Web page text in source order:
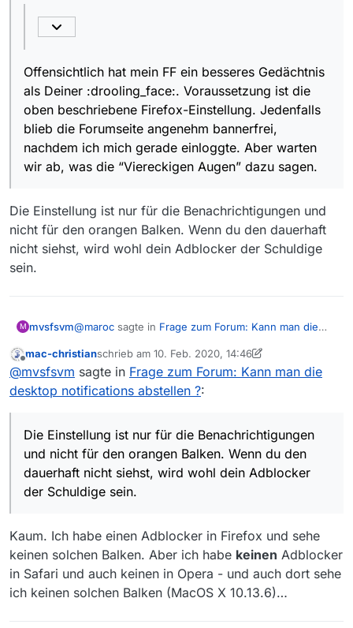
Offensichtlich hat mein FF ein besseres Gedächtnis
als Deiner :drooling_face:. Voraussetzung ist die
oben beschriebene Firefox-Einstellung. Jedenfalls
blieb die Forumseite angenehm bannerfrei,
nachdem ich mich gerade einloggte. Aber warten
wir ab, was die “Viereckigen Augen” dazu sagen.
Die Einstellung ist nur für die Benachrichtigungen und
nicht für den orangen Balken. Wenn du den dauerhaft
nicht siehst, wird wohl dein Adblocker der Schuldige
sein.
M mvsfsvm@maroc sagte in Frage zum Forum: Kann man die
@mvsfsvmsagte inFrage zum Forum: Kann
man die desktop notifications abstellen ?
Benachrichtigung. Der orange Balken ist
keine.
Dem Fragesteller geht es doch wohl um
unterbinden.
Solange er im orangen Balken nicht auf den Link zum
Der FF merkt sich da gar nichts […]
Offensichtlich hat mein FF ein besseres
Firefox-Einstellung. Jedenfalls blieb die
Forumseite angenehm bannerfrei, nachdem ich
mich gerade einloggte. Aber warten wir ab, was
die “Viereckigen Augen” dazu sagen.
Die Einstellung ist nur für die Benachrichtigungen
Schuldige sein.
Offline
mac-christianschrieb am 10. Feb. 2020, 14:46
zuletzt editiert von mac-christian2. Okt. 2020, 15:47
@mvsfsvm sagte in Frage zum Forum: Kann man die
desktop notifications abstellen ?:
Die Einstellung ist nur für die Benachrichtigungen
und nicht für den orangen Balken. Wenn du den
dauerhaft nicht siehst, wird wohl dein Adblocker
der Schuldige sein.
Kaum. Ich habe einen Adblocker in Firefox und sehe
keinen solchen Balken. Aber ich habe keinen Adblocker
in Safari und auch keinen in Opera - und auch dort sehe
ich keinen solchen Balken (MacOS X 10.13.6)…